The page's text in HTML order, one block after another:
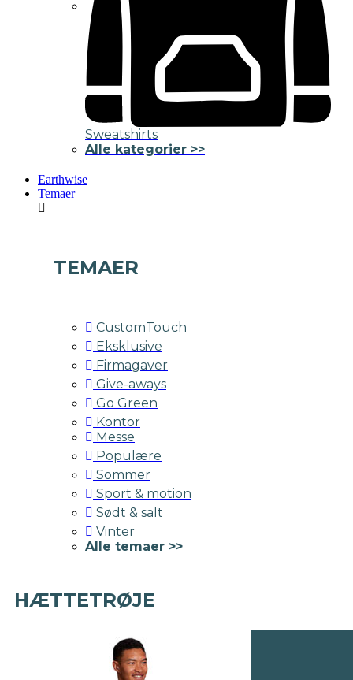
Sweatshirts
Alle kategorier >>
Earthwise
Temaer
TEMAER
CustomTouch
Eksklusive
Firmagaver
Give-aways
Go Green
Kontor
Messe
Populære
Sommer
Sport & motion
Sødt & salt
Vinter
Alle temaer >>
HÆTTETRØJE